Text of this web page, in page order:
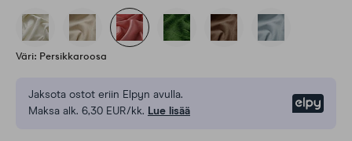
Väri: Persikkaroosa
Jaksota ostot eriin Elpyn avulla.
Maksa alk. 6,30 EUR/kk. Lue lisää